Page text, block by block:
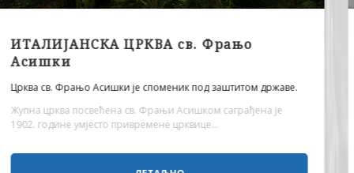
РИМСКЕ ТЕРМЕ - локалитет „Зидине“,
Архитектонски остаци потичу из периода од I до IV вијека.
Архитектонски остаци грађевине на археолошком локалитету
„Зидине“, су темељи римског јавног купатила...
ДЕТАЉНО